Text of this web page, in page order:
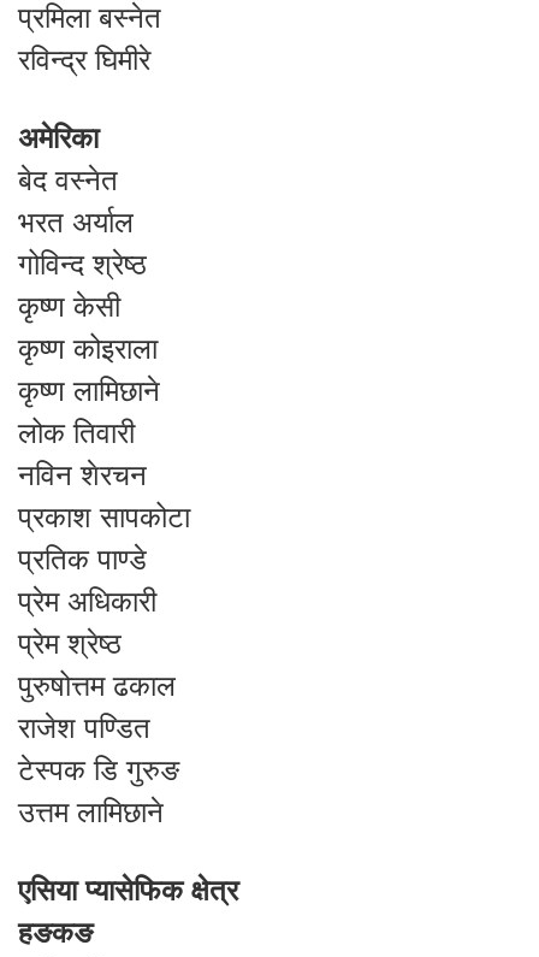
प्रमिला बस्नेत
रविन्द्र घिमीरे
अमेरिका
बेद वस्नेत
भरत अर्याल
गोविन्द श्रेष्ठ
कृष्ण केसी
कृष्ण कोइराला
कृष्ण लामिछाने
लोक तिवारी
नविन शेरचन
प्रकाश सापकोटा
प्रतिक पाण्डे
प्रेम अधिकारी
प्रेम श्रेष्ठ
पुरुषोत्तम ढकाल
राजेश पण्डित
टेस्पक डि गुरुङ
उत्तम लामिछाने
एसिया प्यासेफिक क्षेत्र
हङकङ